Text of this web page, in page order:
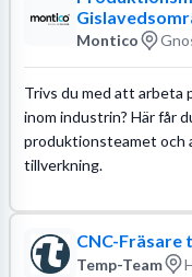
Montico
Trivs du med att arbeta
inom industrin? Här får
produktionsteamet och
tillverkning.
CNC-Fräsare
Temp-Team